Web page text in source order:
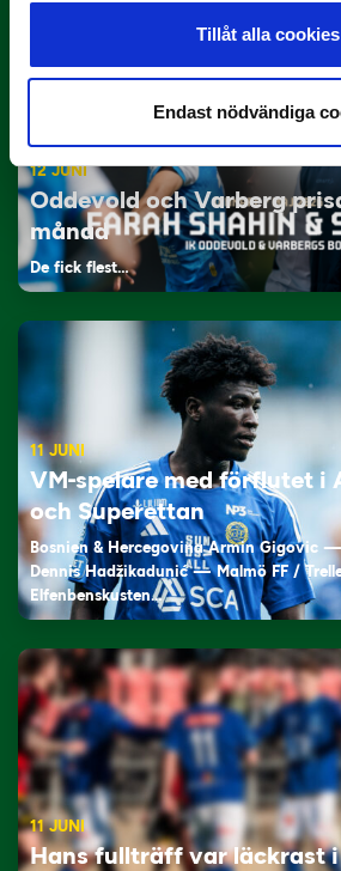
Tillåt alla cookies
Endast nödvändiga
12 JUNI
Oddevold och Varberg
månad
De fick flest…
11 JUNI
VM-spelare med förflutet i
och Superettan
Bosnien & Hercegovina Armin Gigovic
Dennis Hadžikadunić — Malmö FF /
Elfenbenskusten…
11 JUNI
Hans fullträff var läckrast i